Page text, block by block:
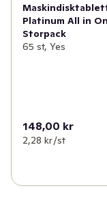
Platinum All in
Storpack
65 st, Yes
148,00 kr
2,28 kr /st